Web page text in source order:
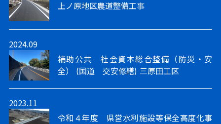
上ノ原地区農道整備工事
2024.09
補助公共 社会資本総合整備（防災・安
全） (国道 交安修繕) 三原田工区
2023.11
令和４年度 県営水利施設等保全高度化事